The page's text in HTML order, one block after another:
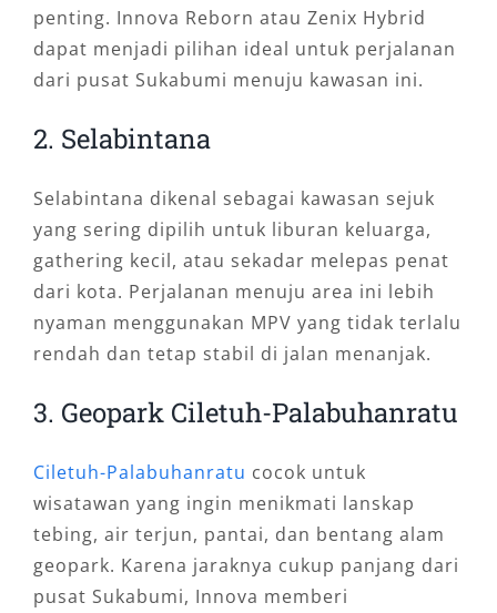
penting. Innova Reborn atau Zenix Hybrid
dapat menjadi pilihan ideal untuk perjalanan
dari pusat Sukabumi menuju kawasan ini.
2. Selabintana
Selabintana dikenal sebagai kawasan sejuk
yang sering dipilih untuk liburan keluarga,
gathering kecil, atau sekadar melepas penat
dari kota. Perjalanan menuju area ini lebih
nyaman menggunakan MPV yang tidak terlalu
rendah dan tetap stabil di jalan menanjak.
3. Geopark Ciletuh-Palabuhanratu
Ciletuh-Palabuhanratu cocok untuk
wisatawan yang ingin menikmati lanskap
tebing, air terjun, pantai, dan bentang alam
geopark. Karena jaraknya cukup panjang dari
pusat Sukabumi, Innova memberi